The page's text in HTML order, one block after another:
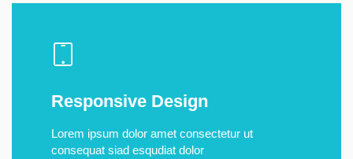
Responsive Design
Lorem ipsum dolor amet consectetur ut
consequat siad esqudiat dolor